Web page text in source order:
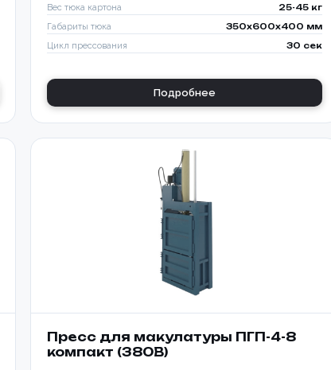
Вес тюка картона 25-45 кг
Габариты тюка 350x600x400 мм
Цикл прессования 30 сек
Подробнее
Пресс для макулатуры ПГП-4-8
компакт (380В)